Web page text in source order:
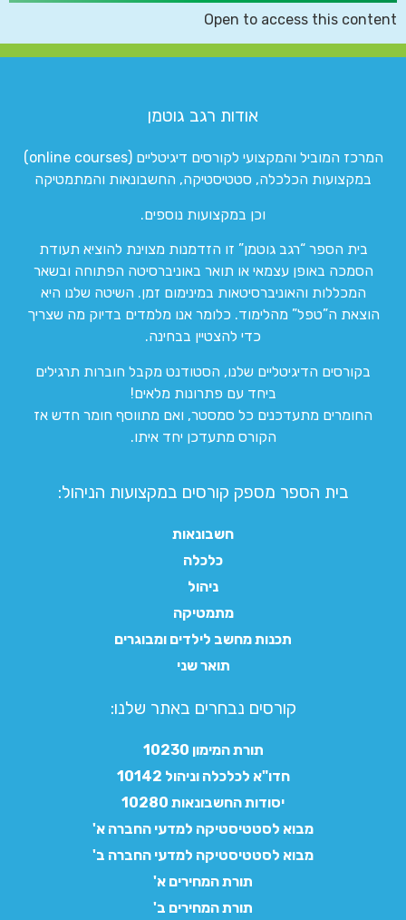
Open to access this content
אודות רגב גוטמן
המרכז המוביל והמקצועי לקורסים דיגיטליים (online courses)
במקצועות הכלכלה, סטטיסטיקה, החשבונאות והמתמטיקה
וכן במקצועות נוספים.
בית הספר “רגב גוטמן” זו הזדמנות מצוינת להוציא תעודת
הסמכה באופן עצמאי או תואר באוניברסיטה הפתוחה ובשאר
המכללות והאוניברסיטאות במינימום זמן. השיטה שלנו היא
הוצאת ה”טפל” מהלימוד. כלומר אנו מלמדים בדיוק מה שצריך
כדי להצטיין בבחינה.
בקורסים הדיגיטליים שלנו, הסטודנט מקבל חוברות תרגילים
ביחד עם פתרונות מלאים!
החומרים מתעדכנים כל סמסטר, ואם מתווסף חומר חדש אז
הקורס מתעדכן יחד איתו.
בית הספר מספק קורסים במקצועות הניהול:
חשבונאות
כלכלה
ניהול
מתמטיקה
תכנות מחשב לילדים ומבוגרים
תואר שני
קורסים נבחרים באתר שלנו:​
תורת המימון 10230
חדו"א לכלכלה וניהול 10142
יסודות החשבונאות 10280
מבוא לסטטיסטיקה למדעי החברה א'
מבוא לסטטיסטיקה למדעי החברה ב'
תורת המחירים א'
תורת המחירים ב'